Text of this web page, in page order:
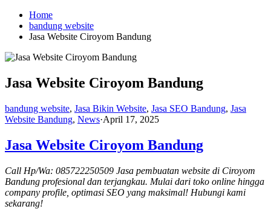
Skip
content
Home
bandung website
Jasa Website Ciroyom Bandung
Jasa Website Ciroyom Bandung
bandung website, Jasa Bikin Website, Jasa SEO Bandung, Jasa
Website Bandung, News·April 17, 2025
Jasa Website Ciroyom Bandung
Call Hp/Wa: 085722250509 Jasa pembuatan website di Ciroyom
Bandung profesional dan terjangkau. Mulai dari toko online hingga
company profile, optimasi SEO yang maksimal! Hubungi kami
sekarang!